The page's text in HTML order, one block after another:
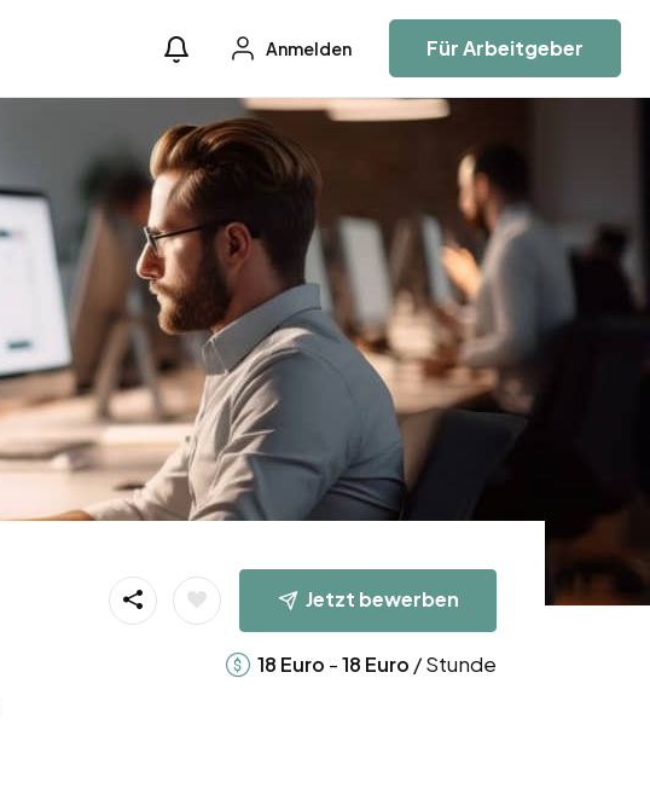
Anmelden Für Arbeitgeber
Jetzt bewerben
18 Euro -18 Euro / Stunde